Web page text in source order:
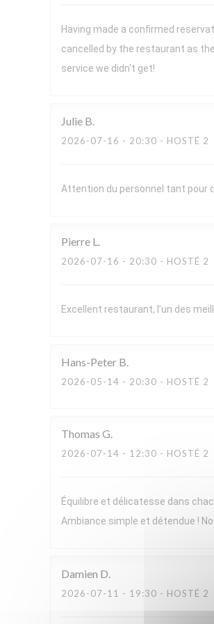
Having made a confirmed
cancelled by the restaurant as
service we didn't get!
Julie B
2026-07-16 - 20:30 - HOSTÉ 2
Attention du personnel tant pour
Pierre L
2026-07-16 - 20:30 - HOSTÉ 2
Excellent restaurant, l’un des
Hans-Peter B
2026-05-14 - 20:30 - HOSTÉ 2
Thomas G
2026-07-14 - 12:30 - HOSTÉ 2
Équilibre et délicatesse dans
Ambiance simple et détendue !
Damien D
2026-07-11 - 19:30 - HOSTÉ 2